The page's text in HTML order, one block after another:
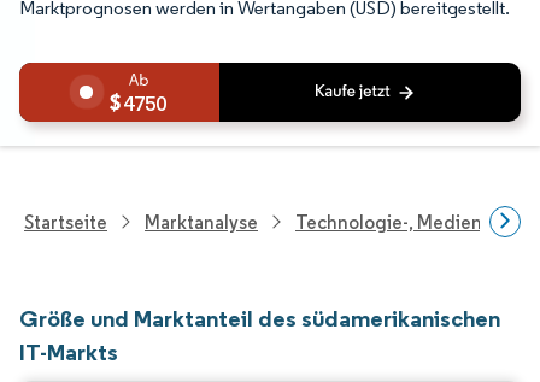
Marktprognosen werden in Wertangaben (USD) bereitgestellt.
4750
Startseite Marktanalyse Technologie-, Medien- Und
Größe und Marktanteil des südamerikanischen
IT-Markts